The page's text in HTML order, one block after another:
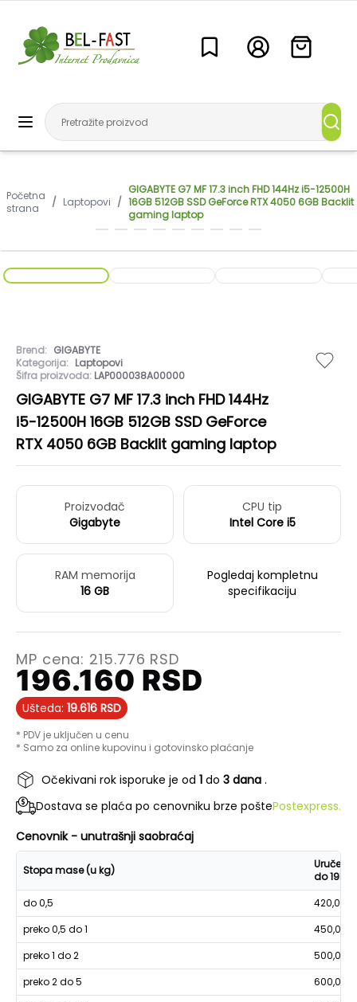
Početna
strana
/ Laptopovi /
GIGABYTE G7 MF 17.3 inch FHD 144Hz i5-12500H
16GB 512GB SSD GeForce RTX 4050 6GB Backlit
gaming laptop
Brend: GIGABYTE
Kategorija: Laptopovi
Šifra proizvoda: LAP000038A00000
GIGABYTE G7 MF 17.3 inch FHD 144Hz
i5-12500H 16GB 512GB SSD GeForce
RTX 4050 6GB Backlit gaming laptop
Proizvođač
Gigabyte
CPU tip
Intel Core i5
RAM memorija
16 GB
Pogledaj kompletnu
specifikaciju
MP cena: 215.776 RSD
196.160 RSD
Ušteda: 19.616 RSD
* PDV je uključen u cenu
* Samo za online kupovinu i gotovinsko plaćanje
Očekivani rok isporuke je od 1 do 3 dana .
Dostava se plaća po cenovniku brze poštePostexpress.
Cenovnik - unutrašnji saobraćaj
Stopa mase (u kg)
Uručenje
do 19h
do 0,5
420,00
preko 0,5 do 1
450,00
preko 1 do 2
500,00
preko 2 do 5
600,00